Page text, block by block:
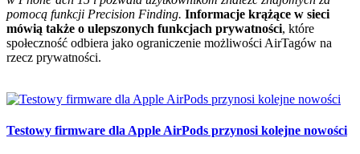
pomocą funkcji Precision Finding. Informacje krążące w sieci
mówią także o ulepszonych funkcjach prywatności, które
społeczność odbiera jako ograniczenie możliwości AirTagów na
rzecz prywatności.
Testowy firmware dla Apple AirPods przynosi kolejne nowości